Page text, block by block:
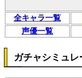
全キャラ一覧
声優一覧
ガチャシミュレ